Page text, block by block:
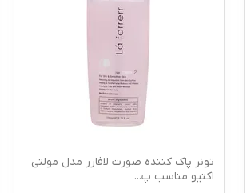
تونر پاک کننده صورت لافارر مدل مولتی
اکتیو مناسب پ...